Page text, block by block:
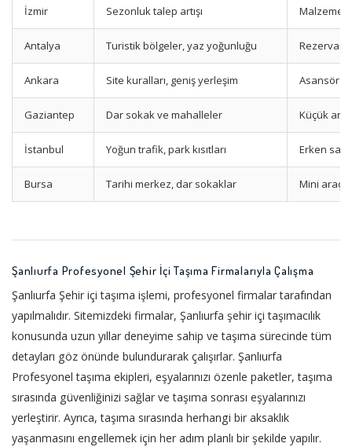
İzmir Sezonluk talep artışı Malzeme
Antalya Turistik bölgeler, yaz yoğunluğu
Ankara Site kuralları, geniş yerleşim Asansör
Gaziantep Dar sokak ve mahalleler Küçük
İstanbul Yoğun trafik, park kısıtları Erken saat
Bursa Tarihi merkez, dar sokaklar Mini araç
Şanlıurfa Profesyonel Şehir İçi Taşıma Firmalarıyla Çalışma
Şanlıurfa Şehir içi taşıma işlemi, profesyonel firmalar tarafından
yapılmalıdır. Sitemizdeki firmalar, Şanlıurfa şehir içi taşımacılık
konusunda uzun yıllar deneyime sahip ve taşıma sürecinde tüm
detayları göz önünde bulundurarak çalışırlar. Şanlıurfa
Profesyonel taşıma ekipleri, eşyalarınızı özenle paketler, taşıma
sırasında güvenliğinizi sağlar ve taşıma sonrası eşyalarınızı
yerleştirir. Ayrıca, taşıma sırasında herhangi bir aksaklık
yaşanmasını engellemek için her adım planlı bir şekilde yapılır.